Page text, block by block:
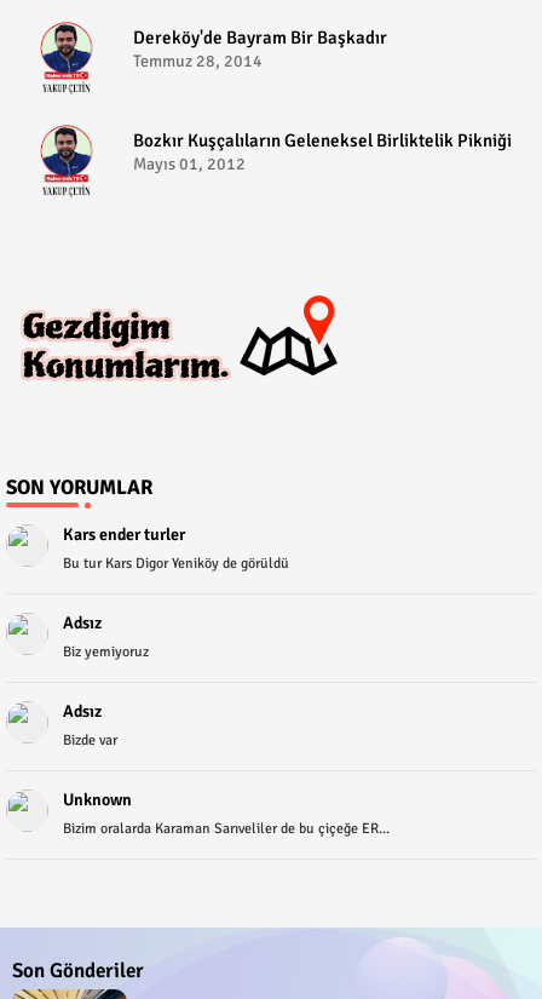
Dereköy'de Bayram Bir Başkadır
Temmuz 28, 2014
Bozkır Kuşçalıların Geleneksel Birliktelik Pikniği
Mayıs 01, 2012
SON YORUMLAR
Kars ender turler
Bu tur Kars Digor Yeniköy de görüldü
Adsız
Biz yemiyoruz
Adsız
Bizde var
Unknown
Bizim oralarda Karaman Sarıveliler de bu çiçeğe ER...
Son Gönderiler